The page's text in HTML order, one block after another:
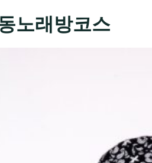
노래방코스